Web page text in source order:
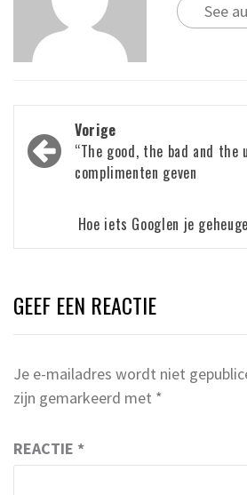
See
Bericht
navigatie
Vorige
“The good, the bad and the
complimenten geven
Hoe iets Googlen je
GEEF EEN REACTIE
Je e-mailadres wordt niet
zijn gemarkeerd met *
REACTIE *